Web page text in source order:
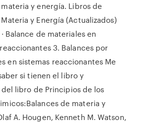
y energía. Libros de
y Energía (Actualizados)
· Balance de materiales en
3. Balances por
en sistemas reaccionantes Me
si tienen el libro y
libro de Principios de los
de materia y
A. Hougen, Kenneth M. Watson,